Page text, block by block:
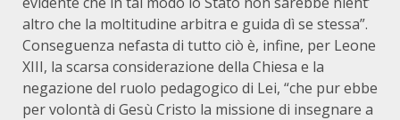
altro che la moltitudine arbitra e guida dì se stessa”.
Conseguenza nefasta di tutto ciò è, infine, per Leone
XIII, la scarsa considerazione della Chiesa e la
negazione del ruolo pedagogico di Lei, “che pur ebbe
per volontà di Gesù Cristo la missione di insegnare a